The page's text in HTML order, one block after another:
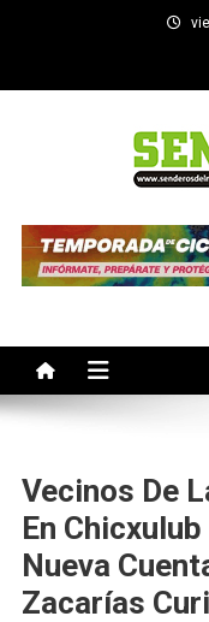
Vecinos De
En
Nueva
Zacarías Curi